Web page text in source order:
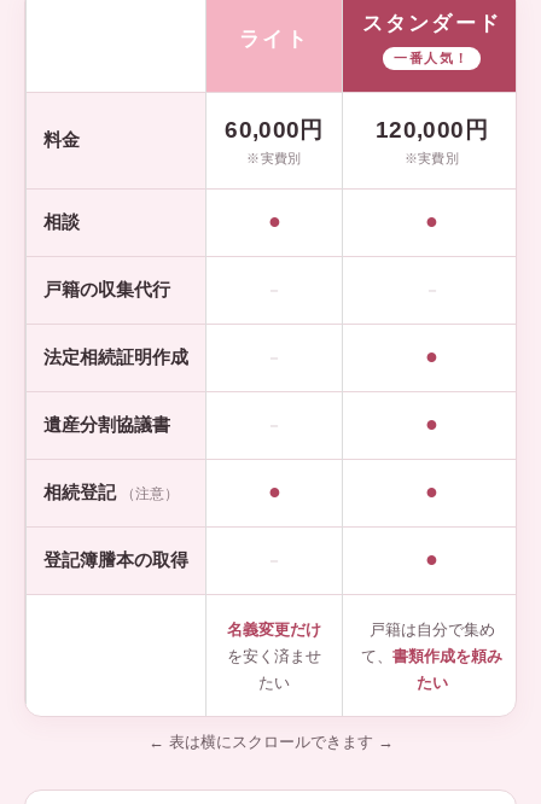
ライト
スタンダード
一番人気！
料金 60,000円
※実費別
120,000円
※実費別
相談 ● ●
戸籍の収集代行 － －
法定相続証明作成 － ●
遺産分割協議書 － ●
相続登記 （注意） ● ●
登記簿謄本の取得 － ●
名義変更だけ
を安く済ませ
たい
戸籍は自分で集め
て、 書類作成を頼み
たい
← 表は横にスクロールできます →